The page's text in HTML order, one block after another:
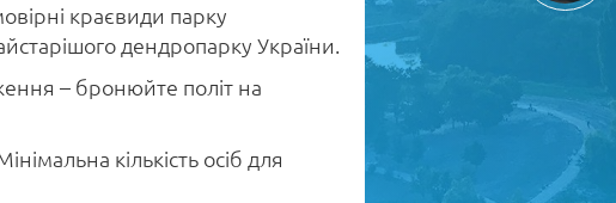
краєвиди парку
дендропарку України.
– бронюйте політ на
кількість осіб для